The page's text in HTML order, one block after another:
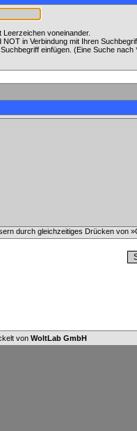
voneinander.
NOT in Verbindung mit Ihren
einfügen. (Eine Suche
durch gleichzeitiges Drücken von
von WoltLab GmbH